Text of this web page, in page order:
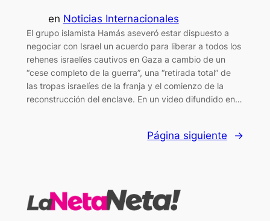
en Noticias Internacionales
El grupo islamista Hamás aseveró estar dispuesto a
negociar con Israel un acuerdo para liberar a todos los
rehenes israelíes cautivos en Gaza a cambio de un
“cese completo de la guerra”, una “retirada total” de
las tropas israelíes de la franja y el comienzo de la
reconstrucción del enclave. En un video difundido en…
Página siguiente →